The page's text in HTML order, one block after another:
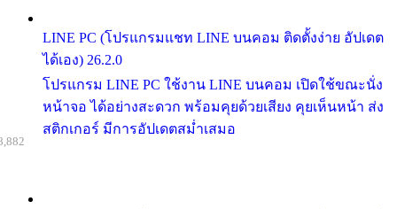
LINE PC (โปรแกรมแชท LINE บนคอม ติดตั้งง่าย อัปเดต
ได้เอง) 26.2.0
โปรแกรม LINE PC ใช้งาน LINE บนคอม เปิดใช้ขณะนั่ง
หน้าจอ ได้อย่างสะดวก พร้อมคุยด้วยเสียง คุยเห็นหน้า ส่ง
สติกเกอร์ มีการอัปเดตสม่ำเสมอ